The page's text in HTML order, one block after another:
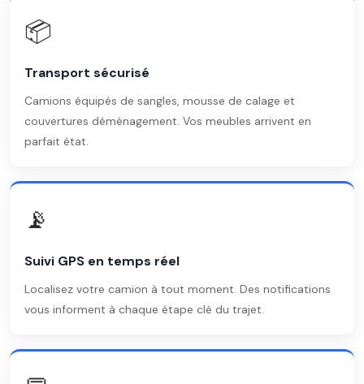
📦
Transport sécurisé
Camions équipés de sangles, mousse de calage et
couvertures déménagement. Vos meubles arrivent en
parfait état.
📡
Suivi GPS en temps réel
Localisez votre camion à tout moment. Des notifications
vous informent à chaque étape clé du trajet.